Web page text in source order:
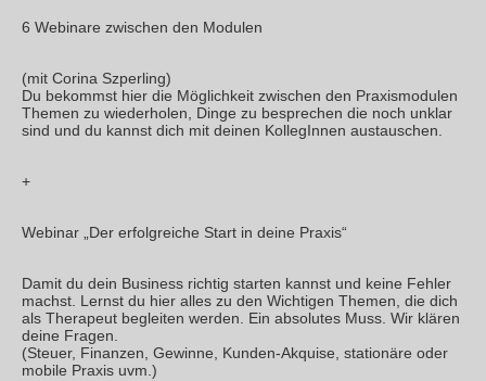
6 Webinare zwischen den Modulen
(mit Corina Szperling)
Du bekommst hier die Möglichkeit zwischen den Praxismodulen
Themen zu wiederholen, Dinge zu besprechen die noch unklar
sind und du kannst dich mit deinen KollegInnen austauschen.
+
Webinar „Der erfolgreiche Start in deine Praxis“
Damit du dein Business richtig starten kannst und keine Fehler
machst. Lernst du hier alles zu den Wichtigen Themen, die dich
als Therapeut begleiten werden. Ein absolutes Muss. Wir klären
deine Fragen.
(Steuer, Finanzen, Gewinne, Kunden-Akquise, stationäre oder
mobile Praxis uvm.)